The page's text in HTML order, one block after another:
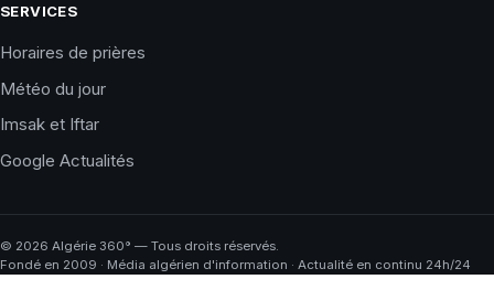
SERVICES
Horaires de prières
Météo du jour
Imsak et Iftar
Google Actualités
© 2026 Algérie 360° — Tous droits réservés.
Fondé en 2009 · Média algérien d'information · Actualité en continu 24h/24